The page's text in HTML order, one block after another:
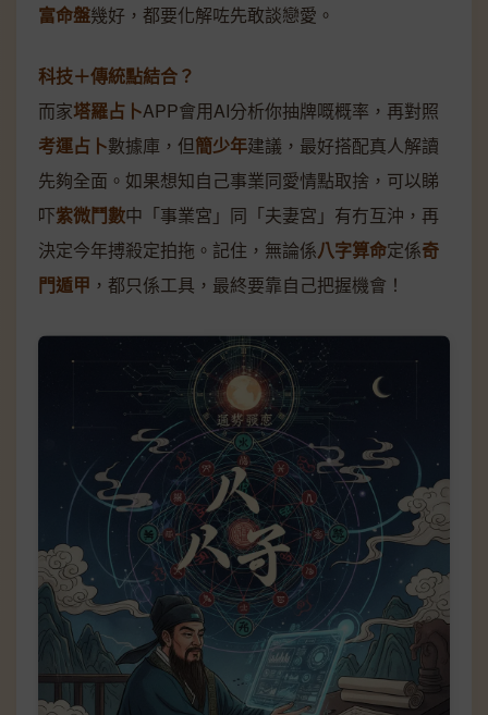
富命盤幾好，都要化解咗先敢談戀愛。
科技＋傳統點結合？
而家塔羅占卜APP會用AI分析你抽牌嘅概率，再對照
考運占卜數據庫，但簡少年建議，最好搭配真人解讀
先夠全面。如果想知自己事業同愛情點取捨，可以睇
吓紫微鬥數中「事業宮」同「夫妻宮」有冇互沖，再
決定今年搏殺定拍拖。記住，無論係八字算命定係奇
門遁甲 ，都只係工具，最終要靠自己把握機會！